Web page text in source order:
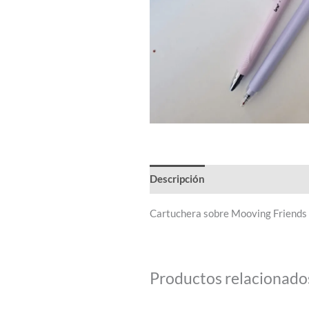
Descripción
Cartuchera sobre Mooving Friends
Productos